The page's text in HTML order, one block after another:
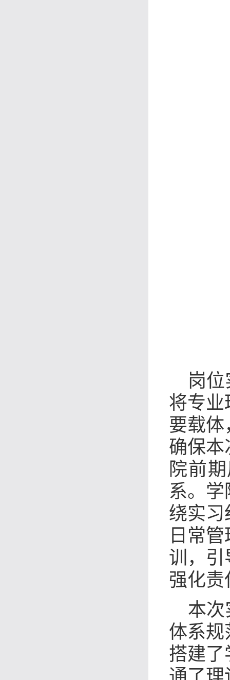
岗
将专业
要载
确保本
院前
系。
绕实习
日常
训，引
强化责
本次
体系规
搭建了